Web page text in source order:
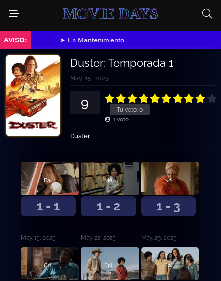
MOVIE DAYS
➤ En Mantenimiento.
Duster: Temporada 1
May. 15, 2025
Tu voto: 0
9
1 voto
Duster
1 - 1
Baltimore Lo Cambia Todo
May. 15, 2025
1 - 2
Mentes Sospechosas
May. 22, 2025
1 - 3
No Eres Bueno
May. 29, 2025
Criminal de Velocidad Supersónica Episodio 5 Episodio 6